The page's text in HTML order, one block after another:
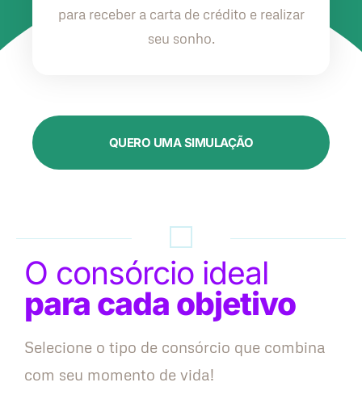
para receber a carta de crédito e realizar
seu sonho.
QUERO UMA SIMULAÇÃO
O consórcio ideal
para cada objetivo
Selecione o tipo de consórcio que combina
com seu momento de vida!